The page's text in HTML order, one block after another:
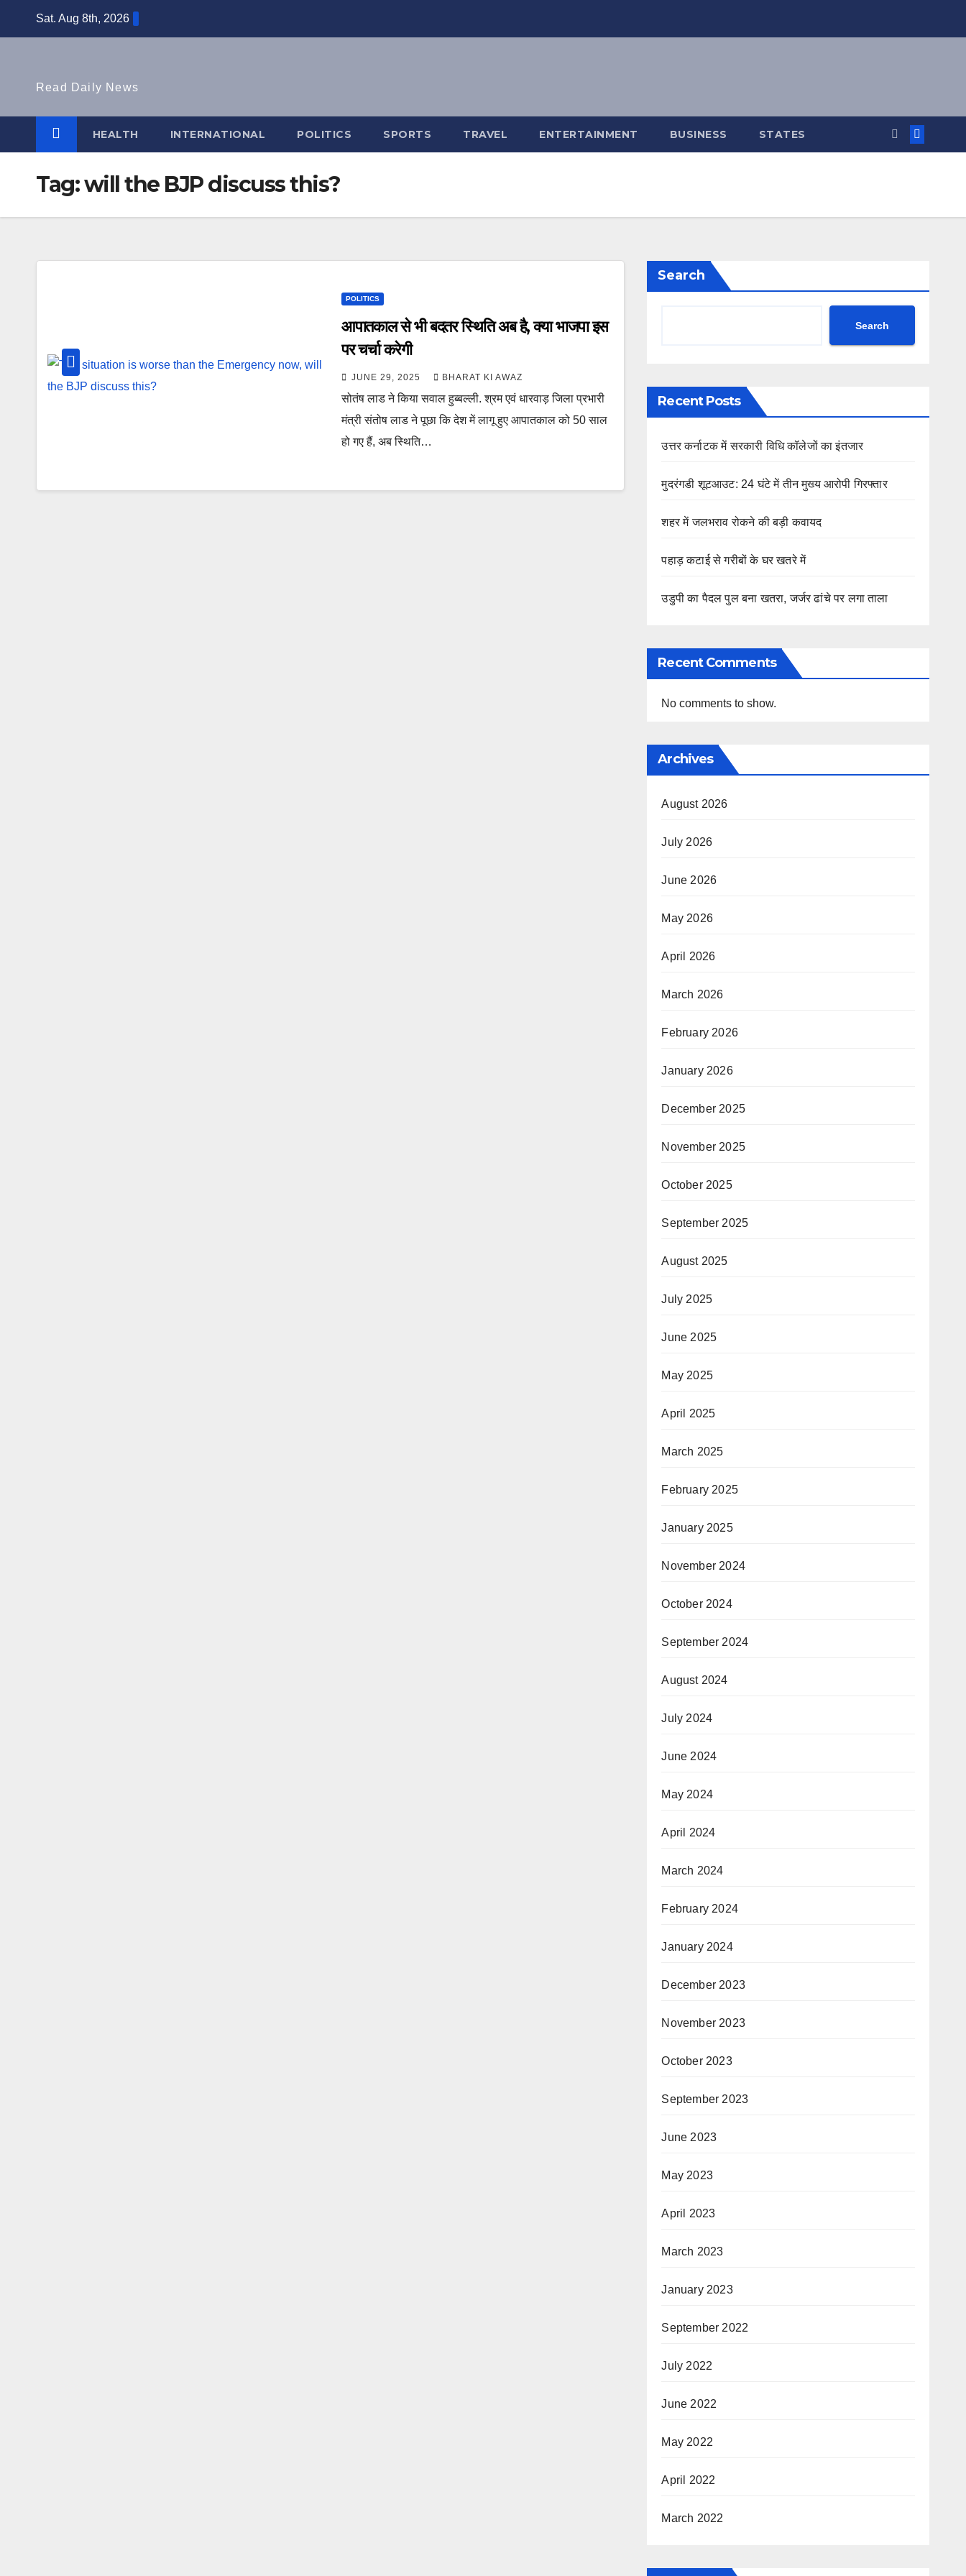
Sat. Aug 8th, 2026
Read Daily News
HEALTH INTERNATIONAL POLITICS SPORTS TRAVEL ENTERTAINMENT BUSINESS STATES
Tag:will the BJP discuss this?
POLITICS
आपातकाल से भी बदतर स्थिति अब है, क्या भाजपा इस
पर चर्चा करेगी
JUNE 29, 2025 BHARAT KI AWAZ
सोतंष लाड ने किया सवाल हुब्बल्ली. श्रम एवं धारवाड़ जिला प्रभारी
मंत्री संतोष लाड ने पूछा कि देश में लागू हुए आपातकाल को 50 साल
हो गए हैं, अब स्थिति…
Search
Search
Recent Posts
उत्तर कर्नाटक में सरकारी विधि कॉलेजों का इंतजार
मुदरंगडी शूटआउट: 24 घंटे में तीन मुख्य आरोपी गिरफ्तार
शहर में जलभराव रोकने की बड़ी कवायद
पहाड़ कटाई से गरीबों के घर खतरे में
उडुपी का पैदल पुल बना खतरा, जर्जर ढांचे पर लगा ताला
Recent Comments
No comments to show.
Archives
August 2026
July 2026
June 2026
May 2026
April 2026
March 2026
February 2026
January 2026
December 2025
November 2025
October 2025
September 2025
August 2025
July 2025
June 2025
May 2025
April 2025
March 2025
February 2025
January 2025
November 2024
October 2024
September 2024
August 2024
July 2024
June 2024
May 2024
April 2024
March 2024
February 2024
January 2024
December 2023
November 2023
October 2023
September 2023
June 2023
May 2023
April 2023
March 2023
January 2023
September 2022
July 2022
June 2022
May 2022
April 2022
March 2022